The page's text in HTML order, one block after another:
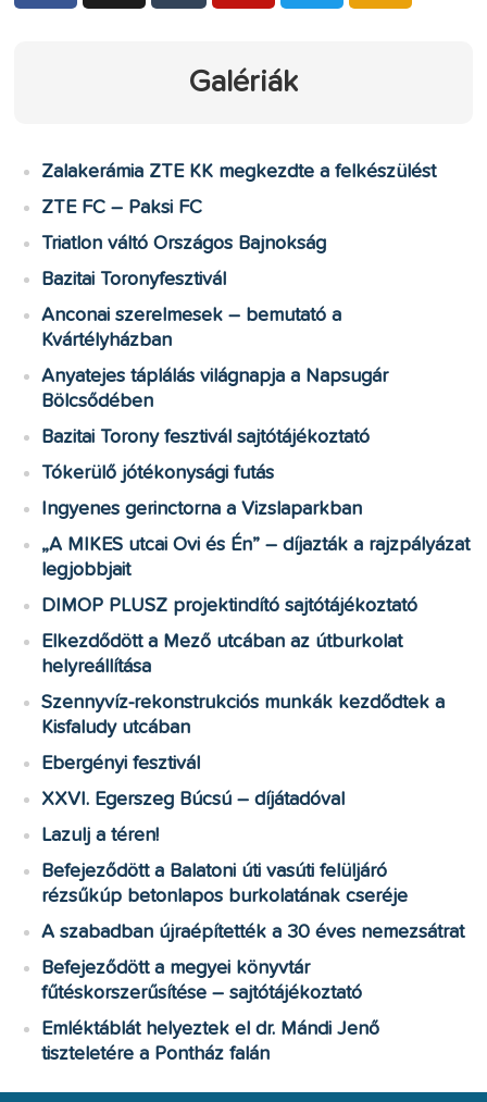
Galériák
Zalakerámia ZTE KK megkezdte a felkészülést
ZTE FC – Paksi FC
Triatlon váltó Országos Bajnokság
Bazitai Toronyfesztivál
Anconai szerelmesek – bemutató a
Kvártélyházban
Anyatejes táplálás világnapja a Napsugár
Bölcsődében
Bazitai Torony fesztivál sajtótájékoztató
Tókerülő jótékonysági futás
Ingyenes gerinctorna a Vizslaparkban
„A MIKES utcai Ovi és Én” – díjazták a rajzpályázat
legjobbjait
DIMOP PLUSZ projektindító sajtótájékoztató
Elkezdődött a Mező utcában az útburkolat
helyreállítása
Szennyvíz-rekonstrukciós munkák kezdődtek a
Kisfaludy utcában
Ebergényi fesztivál
XXVI. Egerszeg Búcsú – díjátadóval
Lazulj a téren!
Befejeződött a Balatoni úti vasúti felüljáró
rézsűkúp betonlapos burkolatának cseréje
A szabadban újraépítették a 30 éves nemezsátrat
Befejeződött a megyei könyvtár
fűtéskorszerűsítése – sajtótájékoztató
Emléktáblát helyeztek el dr. Mándi Jenő
tiszteletére a Pontház falán